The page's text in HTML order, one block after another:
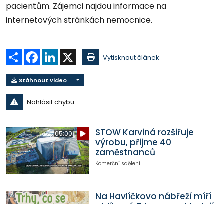
pacientům. Zájemci najdou informace na
internetových stránkách nemocnice.
Sdílet Facebook
LinkedIn Vytisknout článek
Stáhnout video
Nahlásit chybu
05:00
STOW Karviná rozšiřuje
výrobu, přijme 40
zaměstnanců
Komerční sdělení
Na Havlíčkovo nábřeží míří